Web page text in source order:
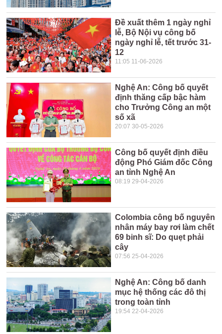
Đề xuất thêm 1 ngày nghỉ
lễ, Bộ Nội vụ công bố
ngày nghỉ lễ, tết trước 31-
12
11:05 11-06-2026
Nghệ An: Công bố quyết
định thăng cấp bậc hàm
cho Trưởng Công an một
số xã
20:07 30-05-2026
Công bố quyết định điều
động Phó Giám đốc Công
an tỉnh Nghệ An
08:19 29-04-2026
Colombia công bố nguyên
nhân máy bay rơi làm chết
69 binh sĩ: Do quẹt phải
cây
07:56 25-04-2026
Nghệ An: Công bố danh
mục hệ thống các đô thị
trong toàn tỉnh
19:54 22-04-2026